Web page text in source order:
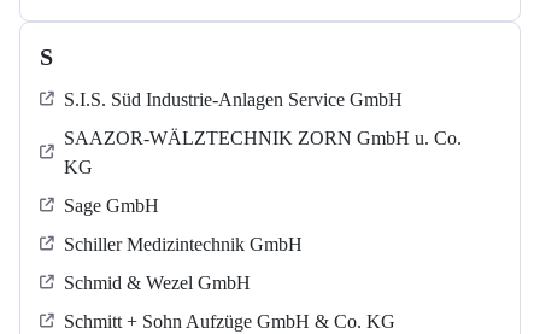
S
S.I.S. Süd Industrie-Anlagen Service GmbH
SAAZOR-WÄLZTECHNIK ZORN GmbH u. Co.
KG
Sage GmbH
Schiller Medizintechnik GmbH
Schmid & Wezel GmbH
Schmitt + Sohn Aufzüge GmbH & Co. KG